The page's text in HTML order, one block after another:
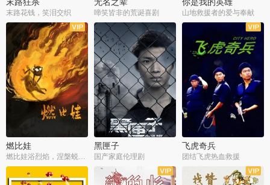
末路花钱，笑泪交织 啼笑皆非的荒诞喜剧 山地救援者的爱与奉献
燃比娃
燃比娃浴烈焰，涅槃蜕变成人
黑匣子
国产家庭伦理剧
飞虎奇兵
团结飞虎热血救援